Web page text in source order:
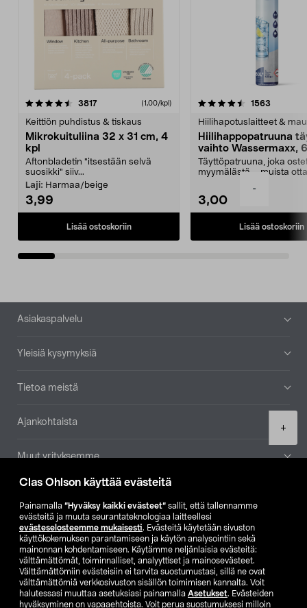
Clas Ohlson käyttää evästeitä
Painamalla ”Hyväksy kaikki evästeet” sallit, että tallennamme
evästeitä ja muuta seurantateknologiaa laitteellesi
evästeselosteemme mukaisesti. Evästeitä käytetään sivuston
käyttökokemuksen parantamiseen ja käytön analysointiin sekä
mainonnan kohdentamiseen. Käytämme neljänlaisia evästeitä:
välttämättömät, toiminnalliset, analyyttiset ja mainosevästeet.
Välttämättömiin evästeisiin ei tarvita suostumustasi, sillä ne ovat
välttämättömiä verkkosivuston sisällön toimimisen kannalta. Voit
halutessasi muuttaa asetuksiasi painamalla Asetukset. Evästeiden
hyväksyminen on vapaaehtoista. Voit perua suostumuksesi milloin
-
+
3817arvostelut (1,00/kpl)
Keittiön puhdistus & tiskaus
Mikrokuituliina 32 x 31 cm, 4
kpl
Aftonbladetin "itsestään selvä
suosikki" siiv...
Laji: Harmaa/beige
3,99
Lisää ostoskoriin
4.5viidestä
1563
Hiilihapotuslaitteet &
Hiilihappopatruuna
vaihto Wassermaxx,
Täyttöpatruuna, joka
myymälästä – muista
3,00
Lisää ostoskoriin
4.5viidestä
Alatunniste
Asiakaspalvelu
Yleisiä kysymyksiä
Tietoa meistä
Ajankohtaista
Muut yrityksemme
Etsi myymälä
SE NO FI
FI SV